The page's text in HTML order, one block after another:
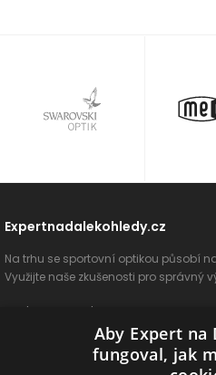
Expertnadalekohledy.cz
Na trhu se sportovní optikou působí
Využijte naše zkušenosti pro správný
O nás Vše o nákupu
Ochrana osobních údajů
Aby Expert na
fungoval, jak